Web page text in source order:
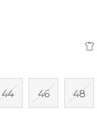
44 46 48